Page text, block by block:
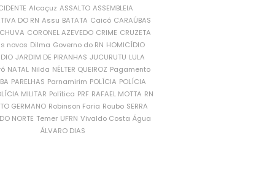
Alcaçuz ASSALTO ASSEMBLEIA
DO RN Assu BATATA Caicó CARAÚBAS
CORONEL AZEVEDO CRIME CRUZETA
novos Dilma Governo do RN HOMICÍDIO
JARDIM DE PIRANHAS JUCURUTU LULA
NATAL Nilda NÉLTER QUEIROZ Pagamento
PARELHAS Parnamirim POLÍCIA POLÍCIA
MILITAR Política PRF RAFAEL MOTTA RN
GERMANO Robinson Faria Roubo SERRA
NORTE Temer UFRN Vivaldo Costa Água
ÁLVARO DIAS